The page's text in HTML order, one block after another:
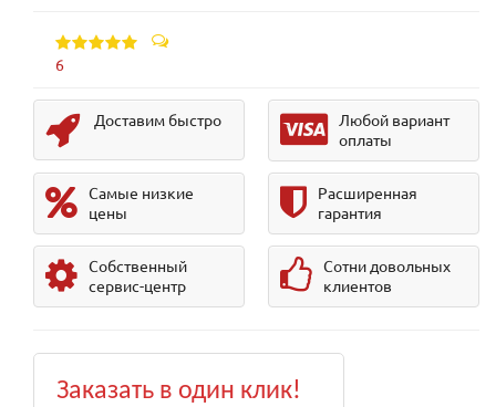
6
Доставим быстро
Любой вариант
оплаты
Самые низкие
цены
Расширенная
гарантия
Собственный
сервис-центр
Сотни довольных
клиентов
Заказать в один клик!